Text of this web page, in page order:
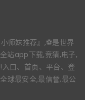
师妹推荐』,⚽️是世界
站app下载,竞猜,电子,
口、首页、平台、登
球最安全,最信誉,最公